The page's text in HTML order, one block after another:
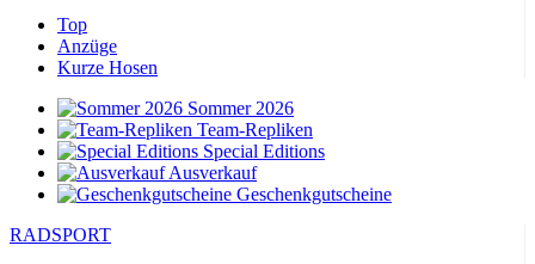
Top
Anzüge
Kurze Hosen
Sommer 2026
Team-Repliken
Special Editions
Ausverkauf
Geschenkgutscheine
RADSPORT